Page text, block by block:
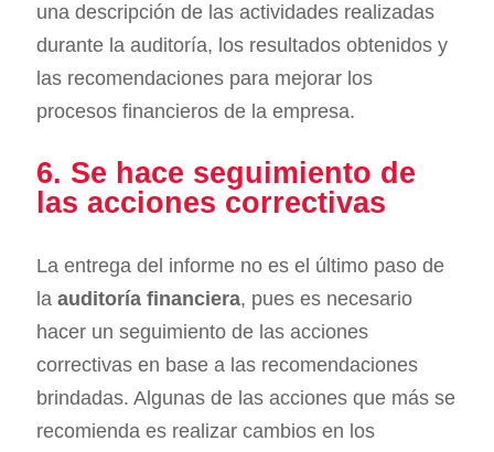
una descripción de las actividades realizadas
durante la auditoría, los resultados obtenidos y
las recomendaciones para mejorar los
procesos financieros de la empresa.
6. Se hace seguimiento de
las acciones correctivas
La entrega del informe no es el último paso de
la auditoría financiera, pues es necesario
hacer un seguimiento de las acciones
correctivas en base a las recomendaciones
brindadas. Algunas de las acciones que más se
recomienda es realizar cambios en los